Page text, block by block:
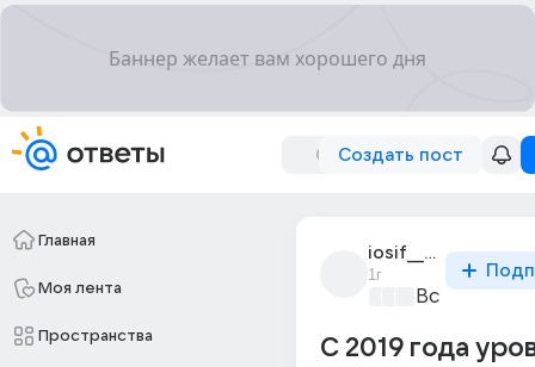
Создать пост
Главная
Моя лента
Пространства
iosif__stalin
1г
Все про
С 2019 года